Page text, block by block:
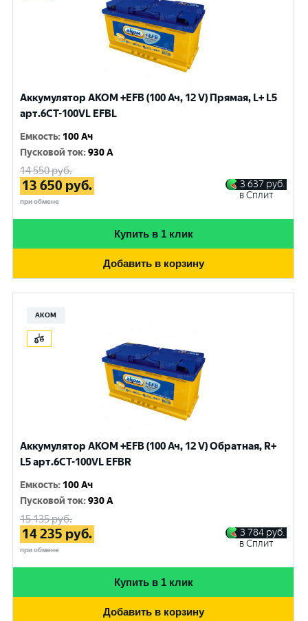
Аккумулятор AKOM +EFB (100 Ач, 12 V) Прямая, L+ L5
арт.6СТ-100VL EFBL
Емкость: 100 Ач
Пусковой ток:930 A
14 550руб.
13 650 руб.
при обмене
3 637 руб.
в Сплит
Купить в 1 клик
Добавить в корзину
АКОМ
Аккумулятор AKOM +EFB (100 Ач, 12 V) Обратная, R+
L5 арт.6СТ-100VL EFBR
Емкость: 100 Ач
Пусковой ток:930 A
15 135руб.
14 235 руб.
при обмене
3 784 руб.
в Сплит
Купить в 1 клик
Добавить в корзину